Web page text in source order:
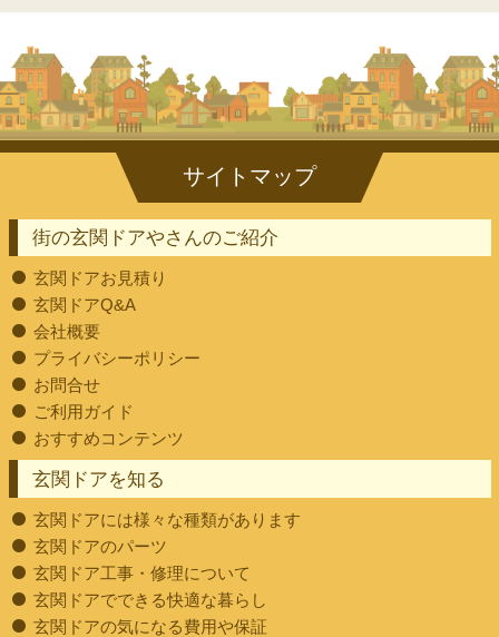
街の玄関ドアやさんのご紹介
玄関ドアお見積り
玄関ドアQ&A
会社概要
プライバシーポリシー
お問合せ
ご利用ガイド
おすすめコンテンツ
玄関ドアを知る
玄関ドアには様々な種類があります
玄関ドアのパーツ
玄関ドア工事・修理について
玄関ドアでできる快適な暮らし
玄関ドアの気になる費用や保証